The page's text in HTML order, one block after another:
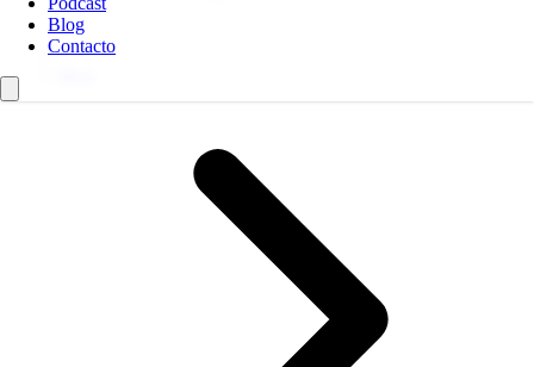
Blog
Contacto